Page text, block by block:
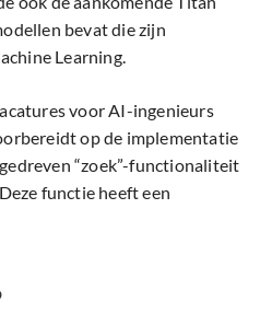
bevat die zijn
Learning.
voor AI-ingenieurs
op de implementatie
“zoek”-functionaliteit
functie heeft een